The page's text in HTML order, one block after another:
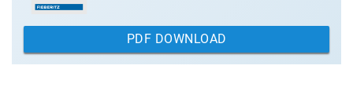
PDF DOWNLOAD